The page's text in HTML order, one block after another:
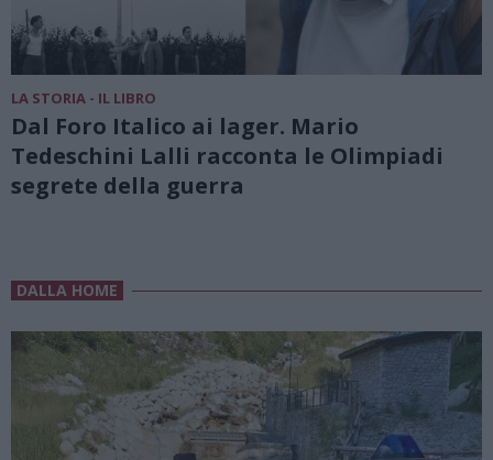
LA STORIA - IL LIBRO
Dal Foro Italico ai lager. Mario
Tedeschini Lalli racconta le Olimpiadi
segrete della guerra
DALLA HOME